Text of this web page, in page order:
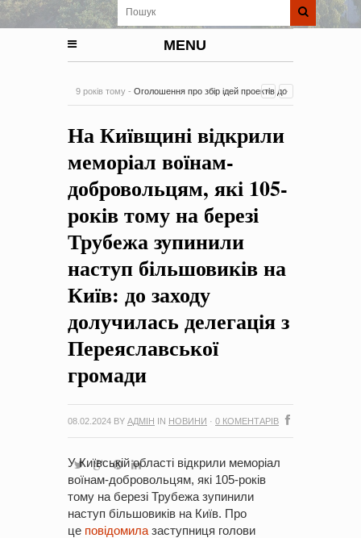
MENU
9 років тому - Оголошення про збір ідей проектів до
на період 2018 – 2020 роки Оголошення про збір ідей
0 Коментарів
На Київщині відкрили
меморіал воїнам-
добровольцям, які 105-
років тому на березі
Трубежа зупинили
наступ більшовиків на
Київ: до заходу
долучилась делегація з
Переяславської
громади
08.02.2024 BY АДМІН IN НОВИНИ · 0 КОМЕНТАРІВ
У Київській області відкрили меморіал
воїнам-добровольцям, які 105-років
тому на березі Трубежа зупинили
наступ більшовиків на Київ. Про
це повідомила заступниця голови